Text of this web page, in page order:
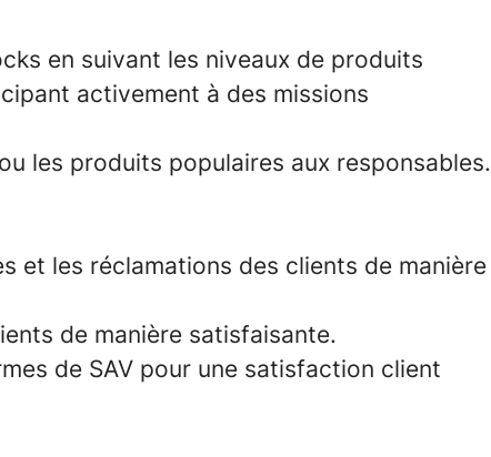
en suivant les niveaux de produits
activement à des missions
les produits populaires aux responsables.
et les réclamations des clients de manière
de manière satisfaisante.
de SAV pour une satisfaction client